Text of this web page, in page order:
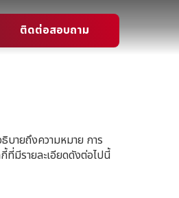
ติดต่อสอบถาม
บายถึงความหมาย การ
ที่มีรายละเอียดดังต่อไปนี้